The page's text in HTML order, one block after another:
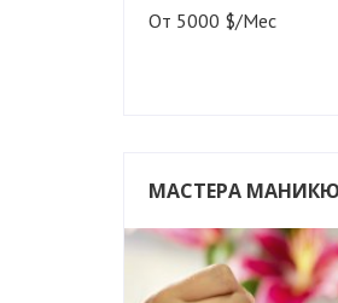
От 5000 $/Мес
МАСТЕРА